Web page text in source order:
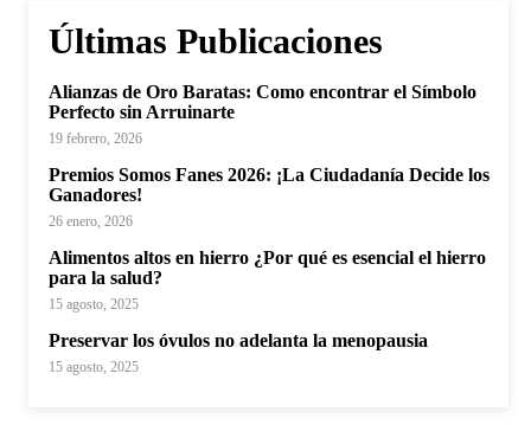
Últimas Publicaciones
Alianzas de Oro Baratas: Como encontrar el Símbolo
Perfecto sin Arruinarte
19 febrero, 2026
Premios Somos Fanes 2026: ¡La Ciudadanía Decide los
Ganadores!
26 enero, 2026
Alimentos altos en hierro ¿Por qué es esencial el hierro
para la salud?
15 agosto, 2025
Preservar los óvulos no adelanta la menopausia
15 agosto, 2025